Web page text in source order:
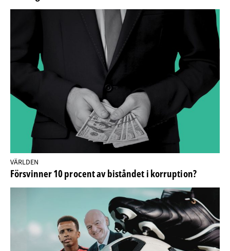
VÄRLDEN
Försvinner 10 procent av biståndet i korruption?